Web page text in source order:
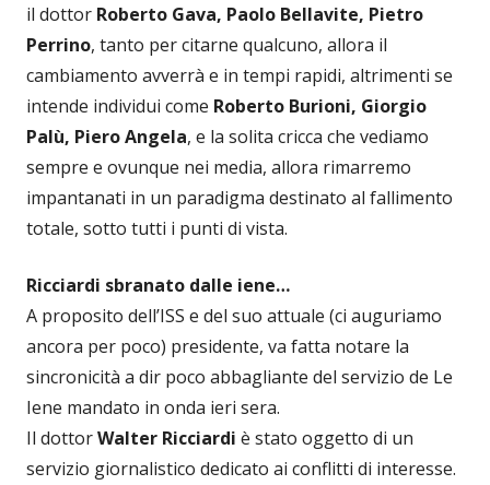
il dottor Roberto Gava, Paolo Bellavite, Pietro
Perrino, tanto per citarne qualcuno, allora il
cambiamento avverrà e in tempi rapidi, altrimenti se
intende individui come Roberto Burioni, Giorgio
Palù, Piero Angela, e la solita cricca che vediamo
sempre e ovunque nei media, allora rimarremo
impantanati in un paradigma destinato al fallimento
totale, sotto tutti i punti di vista.
Ricciardi sbranato dalle iene…
A proposito dell’ISS e del suo attuale (ci auguriamo
ancora per poco) presidente, va fatta notare la
sincronicità a dir poco abbagliante del servizio de Le
Iene mandato in onda ieri sera.
Il dottorWalter Ricciardi è stato oggetto di un
servizio giornalistico dedicato ai conflitti di interesse.